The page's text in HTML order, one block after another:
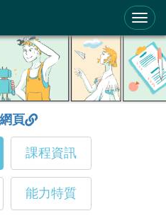
系統
頁
課程資訊
能力特質